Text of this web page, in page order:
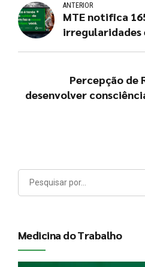
ANTERIOR
MTE notifica
irregularidades
Percepção de
desenvolver
Medicina do Trabalho